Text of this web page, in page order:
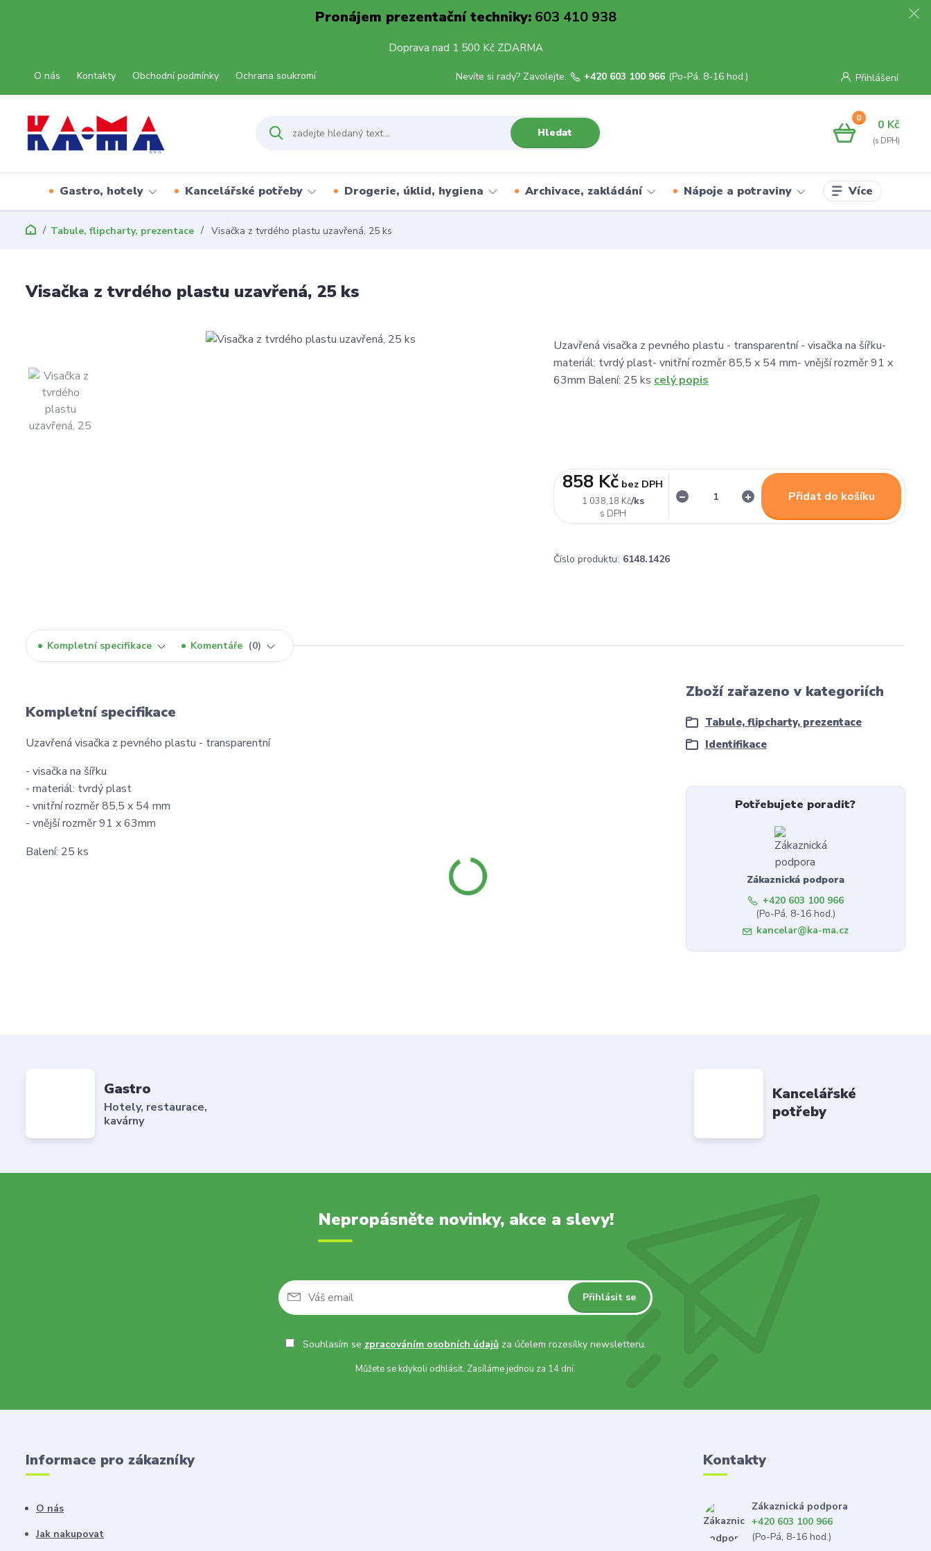
Pronájem prezentační techniky:603 410 938
Doprava nad 1 500 Kč ZDARMA
O nás Kontakty Obchodní podmínky Ochrana soukromí Přihlášení
Hledat
Nevíte si rady? Zavolejte. +420 603 100 966 (Po-Pá, 8-16 hod.)
0 0 Kč
Gastro, hotely Kancelářské potřeby Drogerie, úklid, hygiena Archivace, zakládání Nápoje a potraviny Více
Tabule, flipcharty, prezentace Visačka z tvrdého plastu uzavřená, 25 ks
Visačka z tvrdého plastu uzavřená, 25 ks
Uzavřená visačka z pevného plastu - transparentní - visačka na šířku-
materiál: tvrdý plast- vnitřní rozměr 85,5 x 54 mm- vnější rozměr 91 x
63mm Balení: 25 ks celý popis
1 038,18 Kč/ks
858 Kč bez DPH
Přidat do košíku
Číslo produktu: 6148.1426
Kompletní specifikace Komentáře 0
Kompletní specifikace
Uzavřená visačka z pevného plastu - transparentní
- visačka na šířku
- materiál: tvrdý plast
- vnitřní rozměr 85,5 x 54 mm
- vnější rozměr 91 x 63mm
Balení: 25 ks
Zboží zařazeno v kategoriích
Tabule, flipcharty, prezentace
Identifikace
Potřebujete poradit?
Zákaznická podpora
+420 603 100 966
(Po-Pá, 8-16 hod.)
kancelar@ka-ma.cz
Gastro
Hotely, restaurace,
kavárny
Kancelářské
potřeby
Nepropásněte novinky, akce a slevy!
Přihlásit se
Souhlasím se zpracováním osobních údajůza účelem rozesílky newsletteru.
Můžete se kdykoli odhlásit. Zasíláme jednou za 14 dní.
Informace pro zákazníky
O nás
Jak nakupovat
Kontakty
Zákaznická podpora
+420 603 100 966
(Po-Pá, 8-16 hod.)